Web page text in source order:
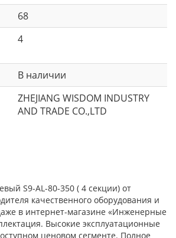
68
4
В наличии
ZHEJIANG WISDOM INDUSTRY
AND TRADE CO.,LTD
S9-АL-80-350 ( 4 секции) от
качественного оборудования и
в интернет-магазине «Инженерные
Высокие эксплуатационные
ценовом сегменте. Полное